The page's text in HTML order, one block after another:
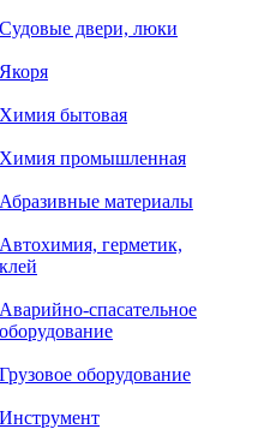
Судовые двери, люки
Якоря
Химия бытовая
Химия промышленная
Абразивные материалы
Автохимия, герметик,
клей
Аварийно-спасательное
оборудование
Грузовое оборудование
Инструмент